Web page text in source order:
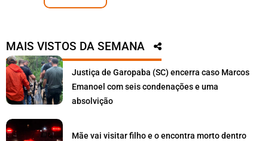
MAIS VISTOS DA SEMANA
Justiça de Garopaba (SC) encerra caso Marcos
Emanoel com seis condenações e uma
absolvição
Mãe vai visitar filho e o encontra morto dentro